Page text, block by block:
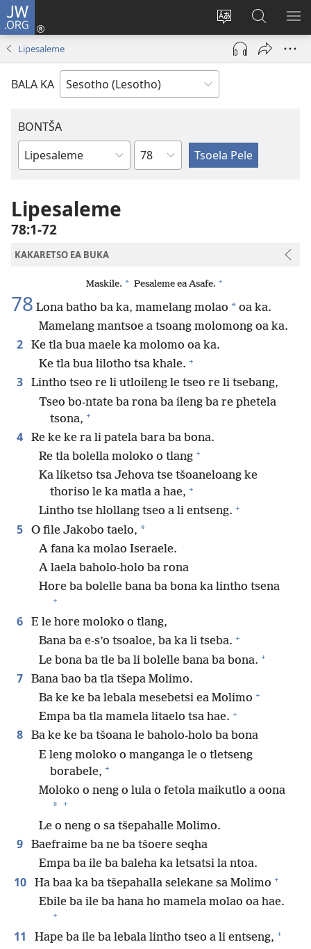
JW.ORG
Fetola
puo
Kena
(opens
window)
Batla
JW.ORG/
Lipesaleme
BALA KA
BONTŠA
Buka
Bibele
KHaolo
Lipesaleme
78:1-72
KAKARETSO EA BUKA
Maskile. * Pesaleme ea Asafe. +
78 Lona batho ba ka, mamelang molao * oa ka.
Mamelang mantsoe a tsoang molomong oa ka.
2
Ke tla bua maele ka molomo oa ka.
Ke tla bua lilotho tsa khale. +
3
Lintho tseo re li utloileng le tseo re li tsebang,
Tseo bo-ntate ba rona ba ileng ba re phetela
tsona, +
4
Re ke ke ra li patela bara ba bona.
Re tla bolella moloko o tlang +
Ka liketso tsa Jehova tse tšoaneloang ke
thoriso le ka matla a hae, +
Lintho tse hlollang tseo a li entseng. +
5 O file Jakobo taelo, *
A fana ka molao Iseraele.
A laela baholo-holo ba rona
Hore ba bolelle bana ba bona ka lintho tsena
+
6
E le hore moloko o tlang,
Bana ba e-s’o tsoaloe, ba ka li tseba. +
Le bona ba tle ba li bolelle bana ba bona. +
7
Bana bao ba tla tšepa Molimo.
Ba ke ke ba lebala mesebetsi ea Molimo +
Empa ba tla mamela litaelo tsa hae. +
8
Ba ke ke ba tšoana le baholo-holo ba bona
E leng moloko o manganga le o tletseng
borabele, +
Moloko o neng o lula o fetola maikutlo a oona
* +
Le o neng o sa tšepahalle Molimo.
9
Baefraime ba ne ba tšoere seqha
Empa ba ile ba baleha ka letsatsi la ntoa.
10 Ha baa ka ba tšepahalla selekane sa Molimo +
Ebile ba ile ba hana ho mamela molao oa hae.
+
11 Hape ba ile ba lebala lintho tseo a li entseng, +